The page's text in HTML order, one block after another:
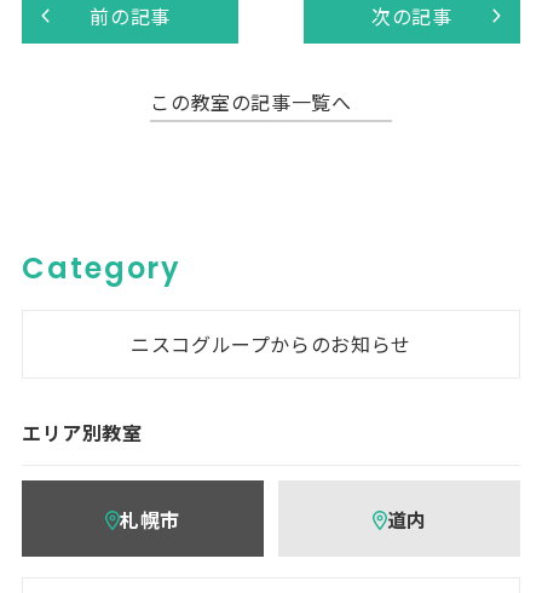
前の記事
この教室の記事一覧へ
次の記事
Category
ニスコグループからのお知らせ
エリア別教室
札幌市 道内